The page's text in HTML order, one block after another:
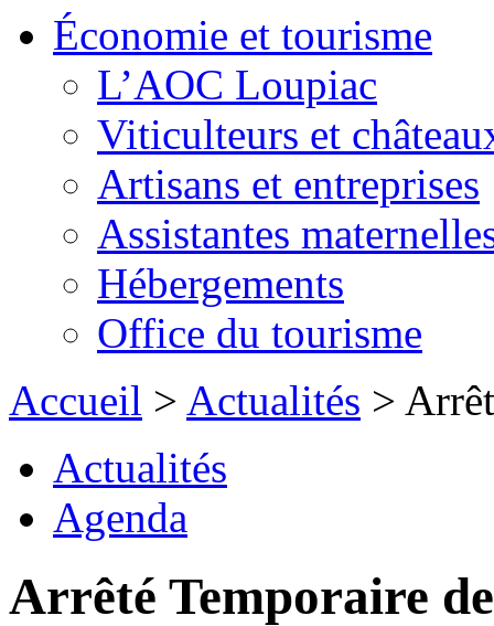
Économie et tourisme
L’AOC Loupiac
Viticulteurs et
Artisans et entreprises
Assistantes
Hébergements
Office du tourisme
Accueil > Actualités >
Actualités
Agenda
Arrêté Temporaire